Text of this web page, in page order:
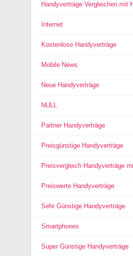
Handyverträge Vergleichen mit
Internet
Kostenlose Handyverträge
Mobile News
Neue Handyverträge
NULL
Partner Handyverträge
Preisgünstige Handyverträge
Preisvergleich Handyverträge
Preiswerte Handyverträge
Sehr Günstige Handyverträge
Smartphones
Super Günstige Handyverträge